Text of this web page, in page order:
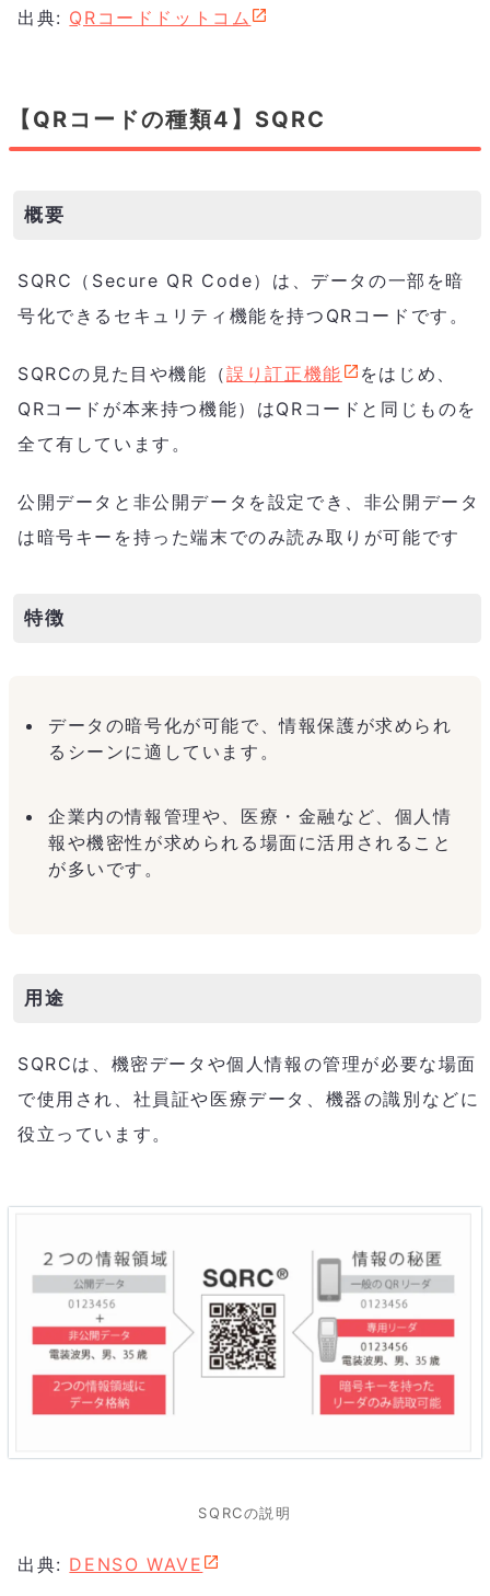
出典: QRコードドットコム
【QRコードの種類4】SQRC
概要
SQRC（Secure QR Code）は、データの一部を暗
号化できるセキュリティ機能を持つQRコードです。
SQRCの見た目や機能（誤り訂正機能
をはじめ、
QRコードが本来持つ機能）はQRコードと同じものを
全て有しています。
公開データと非公開データを設定でき、非公開データ
は暗号キーを持った端末でのみ読み取りが可能です
特徴
データの暗号化が可能で、情報保護が求められ
るシーンに適しています。
企業内の情報管理や、医療・金融など、個人情
報や機密性が求められる場面に活用されること
が多いです。
用途
SQRCは、機密データや個人情報の管理が必要な場面
で使用され、社員証や医療データ、機器の識別などに
役立っています。
SQRCの説明
出典: DENSO WAVE